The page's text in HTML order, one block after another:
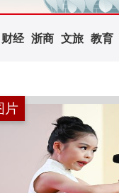
财经 浙商 文旅 教育
片